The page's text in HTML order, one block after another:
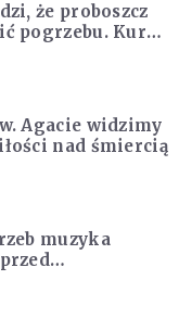
że proboszcz
pogrzebu. Kuria
Agacie widzimy
nad śmiercią
muzyka
była